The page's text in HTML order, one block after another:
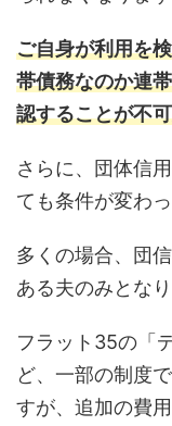
ご自身が利用を
帯債務なのか連
認することが不
さらに、団体信
ても条件が変わっ
多くの場合、団
ある夫のみとなり
フラット35の「
ど、一部の制度
すが、追加の費